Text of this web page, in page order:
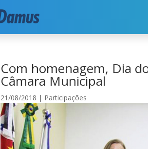
Início|Participações Com homenagem,
Com homenagem, Dia
Câmara Municipal
21/08/2018 | Participações